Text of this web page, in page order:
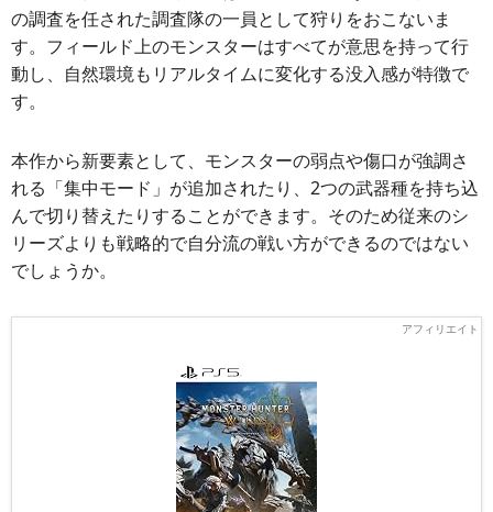
の調査を任された調査隊の一員として狩りをおこないま
す。フィールド上のモンスターはすべてが意思を持って行
動し、自然環境もリアルタイムに変化する没入感が特徴で
す。
本作から新要素として、モンスターの弱点や傷口が強調さ
れる「集中モード」が追加されたり、2つの武器種を持ち込
んで切り替えたりすることができます。そのため従来のシ
リーズよりも戦略的で自分流の戦い方ができるのではない
でしょうか。